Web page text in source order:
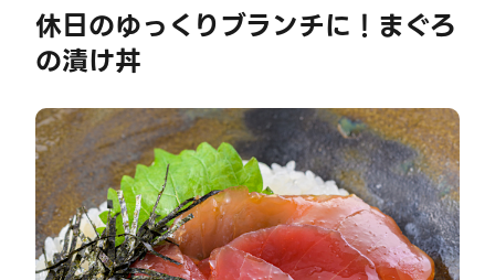
休日のゆっくりブランチに！まぐろ
の漬け丼